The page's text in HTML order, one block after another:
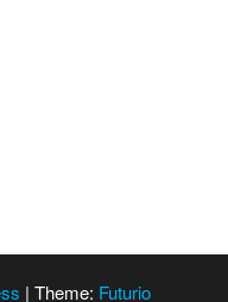
| Theme: Futurio